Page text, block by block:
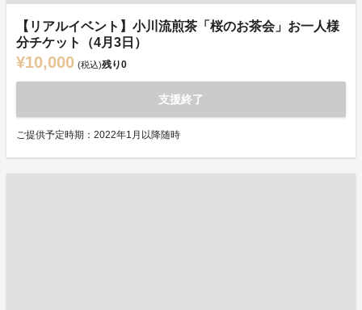
【リアルイベント】小川流煎茶「桜のお茶会」お一人様
分チケット（4月3日）
¥10,000 (税込)残り0
支援終了
ご提供予定時期：2022年1月以降随時